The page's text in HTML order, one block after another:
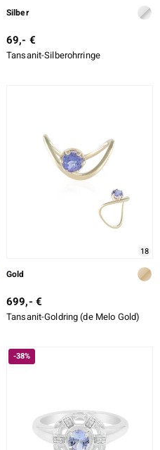
Silber
69,- €
Tansanit-Silberohrringe
18
Gold
699,- €
Tansanit-Goldring (de Melo Gold)
-38%